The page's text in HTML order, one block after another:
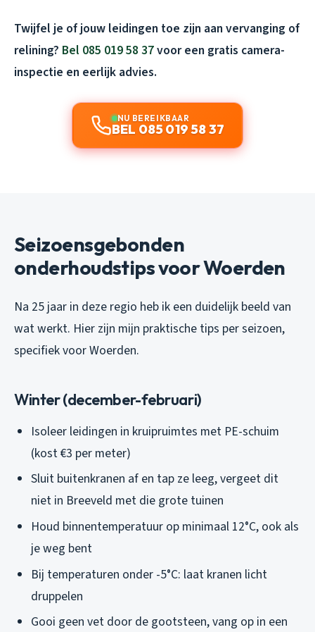
Twijfel je of jouw leidingen toe zijn aan vervanging of
relining? Bel 085 019 58 37voor een gratis camera-
inspectie en eerlijk advies.
NU BEREIKBAAR
BEL 085 019 58 37
Seizoensgebonden
onderhoudstips voor Woerden
Na 25 jaar in deze regio heb ik een duidelijk beeld van
wat werkt. Hier zijn mijn praktische tips per seizoen,
specifiek voor Woerden.
Winter (december-februari)
Isoleer leidingen in kruipruimtes met PE-schuim
(kost €3 per meter)
Sluit buitenkranen af en tap ze leeg, vergeet dit
niet in Breeveld met die grote tuinen
Houd binnentemperatuur op minimaal 12°C, ook als
je weg bent
Bij temperaturen onder -5°C: laat kranen licht
druppelen
Gooi geen vet door de gootsteen, vang op in een